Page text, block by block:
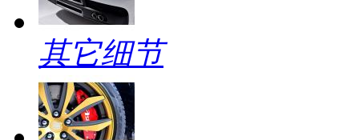
其它细节